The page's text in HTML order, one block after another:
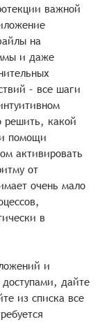
важной
на
и даже
– все шаги
решить, какой
помощи
активировать
от
очень мало
в
и
дайте
из списка все